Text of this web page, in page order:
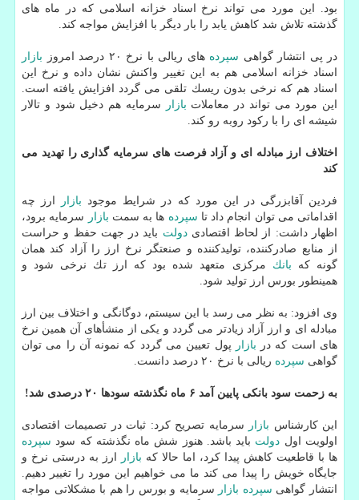
بود. این مورد می تواند نرخ اسناد خزانه اسلامی كه در ماه های
گذشته تلاش شد كاهش یابد را بار دیگر با افزایش مواجه كند.
در پی انتشار گواهی سپرده های ریالی با نرخ ۲۰ درصد امروز
بازار
اسناد خزانه اسلامی هم به این تغییر واكنش نشان داده و نرخ این
اسناد هم كه نرخی بدون ریسك تلقی می گردد افزایش یافته است.
این مورد می تواند در معاملات بازار
سرمایه هم دخیل شود و تالار
شیشه ای را با ركود روبه رو كند.
اختلاف ارز مبادله ای و آزاد فرصت های سرمایه گذاری را تهدید می
كند
فردین آقابزرگی در این مورد كه در شرایط موجود بازار
ارز چه
اقداماتی می توان انجام داد تا سپرده ها به سمت بازار
سرمایه برود،
اظهار داشت: از لحاظ اقتصادیدولت باید در جهت حفظ و حراست
از منابع صادركننده، تولیدكننده و صنعتگر نرخ ارز را آزاد كند همان
گونه كه بانك مركزی متعهد شده بود كه ارز تك نرخی شود و
همینطور بورس ارز تولید شود.
وی افزود: به نظر می رسد با این سیستم، دوگانگی و اختلاف بین ارز
مبادله ای و ارز آزاد زیادتر می گردد و یكی از منشأهای آن همین نرخ
های است كه در بازار
پول تعیین می گردد كه نمونه آن را می توان
گواهی سپرده ریالی با نرخ ۲۰ درصد دانست.
به زحمت سود بانكی پایین آمد ۶ ماه نگذشته سودها ۲۰ درصدی شد!
این كارشناس بازار
سرمایه تصریح كرد: ثبات در تصمیمات اقتصادی
اولویت اول دولت باید باشد. هنوز شش ماه نگذشته كه سود سپرده
ها با قاطعیت كاهش پیدا كرد، اما حالا كه بازار
ارز به درستی نرخ و
جایگاه خویش را پیدا می كند ما می خواهیم این مورد را تغییر دهیم.
انتشار گواهی سپرده بازار سرمایه و بورس را هم با مشكلاتی مواجه